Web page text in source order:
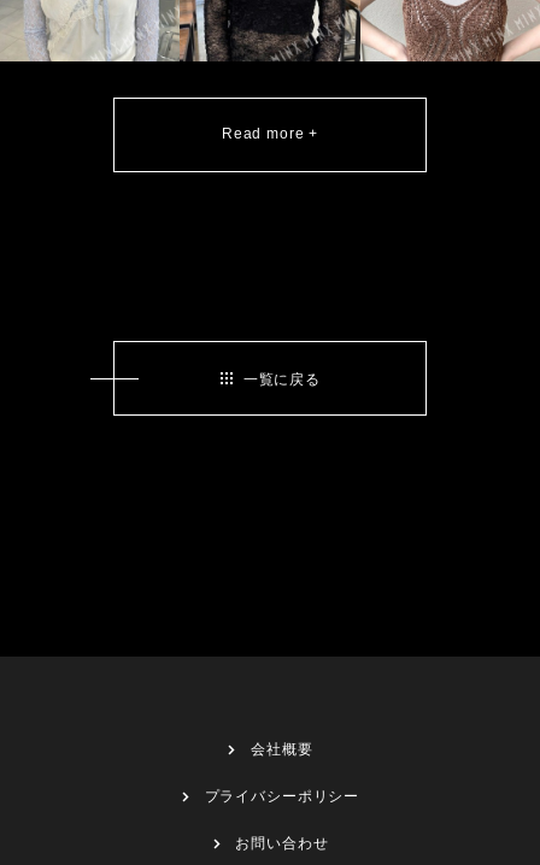
Read more +
一覧に戻る
会社概要
プライバシーポリシー
お問い合わせ